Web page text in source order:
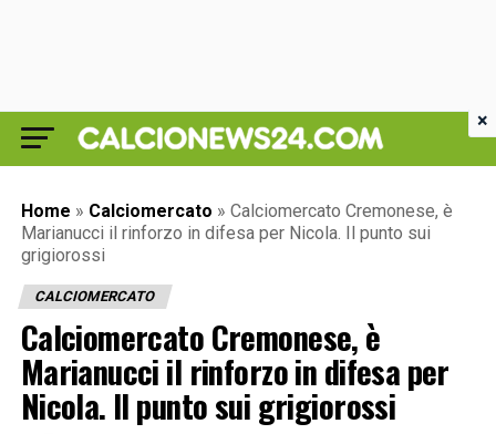
Home » Calciomercato » Calciomercato Cremonese, è
Marianucci il rinforzo in difesa per Nicola. Il punto sui
grigiorossi
CALCIOMERCATO
Calciomercato Cremonese, è
Marianucci il rinforzo in difesa per
Nicola. Il punto sui grigiorossi
×